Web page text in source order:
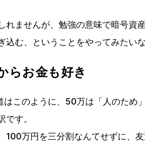
れませんが、勉強の意味で暗号資
込む、ということをやってみたいな
らお金も好き
はこのように、50万は「人のため
です。
100万円を三分割なんてせずに、